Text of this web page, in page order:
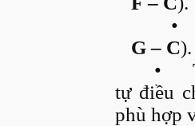
•
G – C).
•
tự điều
phù hợp